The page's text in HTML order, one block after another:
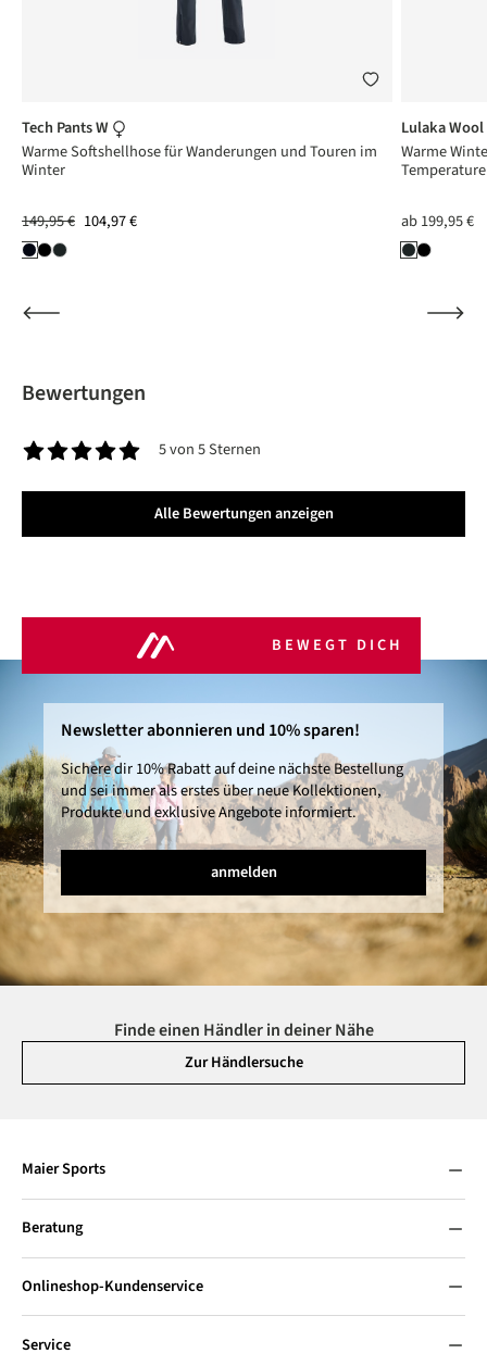
Tech Pants W
Warme Softshellhose für Wanderungen und Touren im
Winter
149,95 € 104,97 €
Lulaka Wool
Warme
ab199,95 €
Bewertungen
5 von 5 Sternen
Alle Bewertungen anzeigen
BEWEGT DICH
Newsletter abonnieren und 10% sparen!
Sichere dir 10% Rabatt auf deine nächste Bestellung
und sei immer als erstes über neue Kollektionen,
Produkte und exklusive Angebote informiert.
anmelden
Finde einen Händler in deiner Nähe
Zur Händlersuche
Maier Sports
Beratung
Onlineshop-Kundenservice
Service